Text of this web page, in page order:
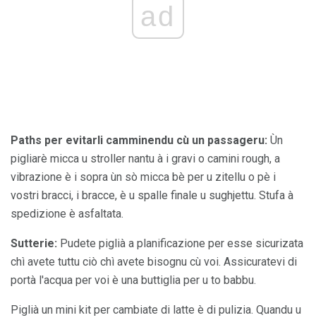
ad
Paths per evitarli camminendu cù un passageru: Ùn
pigliarè micca u stroller nantu à i gravi o camini rough, a
vibrazione è i sopra ùn sò micca bè per u zitellu o pè i
vostri bracci, i bracce, è u spalle finale u sughjettu. Stufa à
spedizione è asfaltata.
Sutterie: Pudete piglià a planificazione per esse sicurizata
chì avete tuttu ciò chì avete bisognu cù voi. Assicuratevi di
portà l'acqua per voi è una buttiglia per u to babbu.
Piglià un mini kit per cambiate di latte è di pulizia. Quandu u